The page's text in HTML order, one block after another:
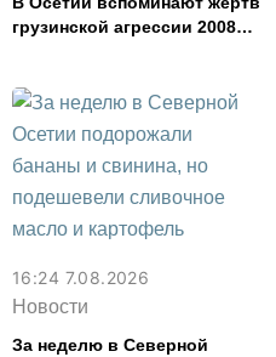
грузинской агрессии 2008
16:24 7.08.2026
Новости
За неделю в Северной